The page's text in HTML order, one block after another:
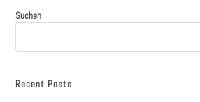
Suchen
Recent Posts